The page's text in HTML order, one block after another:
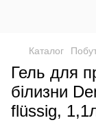
Каталог
Гель для
білизни
flüssig,